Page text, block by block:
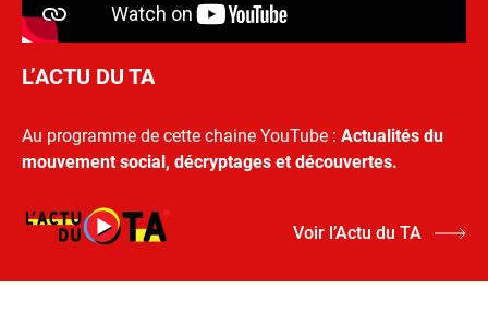
L’ACTU DU TA
Au programme de cette chaine YouTube : Actualités du
mouvement social, décryptages et découvertes.
Voir l’Actu du TA